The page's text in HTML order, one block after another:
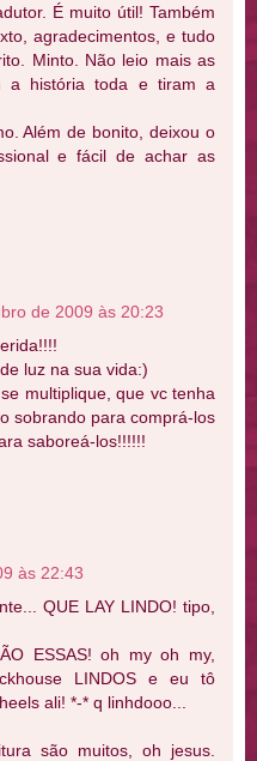
É muito útil! Também
agradecimentos, e tudo
Minto. Não leio mais as
a história toda e tiram a
Além de bonito, deixou o
e fácil de achar as
de 2009 às 20:23
luz na sua vida:)
multiplique, que vc tenha
sobrando para comprá-los
saboreá-los!!!!!!
às 22:43
QUE LAY LINDO! tipo,
ESSAS! oh my oh my,
LINDOS e eu tô
ali! *-* q linhdooo...
são muitos, oh jesus.